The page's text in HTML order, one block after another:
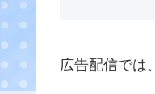
広告配信では